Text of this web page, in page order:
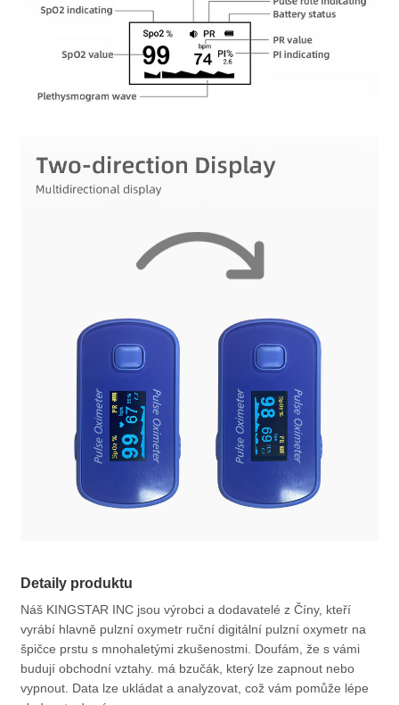
Detaily produktu
Náš KINGSTAR INC jsou výrobci a dodavatelé z Číny, kteří
vyrábí hlavně pulzní oxymetr ruční digitální pulzní oxymetr na
špičce prstu s mnohaletými zkušenostmi. Doufám, že s vámi
budují obchodní vztahy. má bzučák, který lze zapnout nebo
vypnout. Data lze ukládat a analyzovat, což vám pomůže lépe